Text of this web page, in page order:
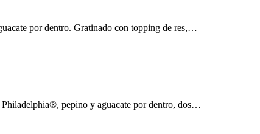
por dentro. Gratinado con topping de res,…
pepino y aguacate por dentro, dos…